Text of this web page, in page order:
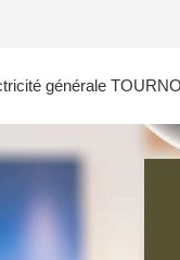
générale